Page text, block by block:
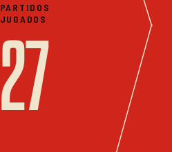
PARTIDOS
JUGADOS
27